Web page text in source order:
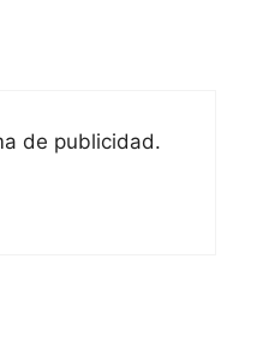
de publicidad.